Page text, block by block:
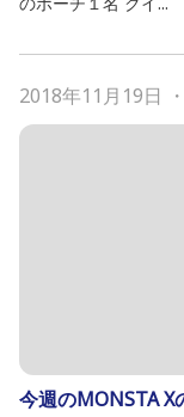
2018年11月19日 ・
今週のMONSTA X